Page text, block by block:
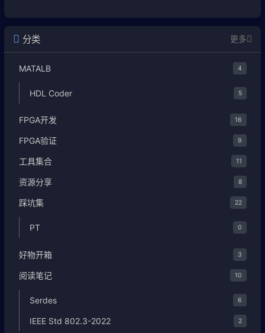
分类 更多
MATALB 4
HDL Coder 5
FPGA开发 16
FPGA验证 9
工具集合 11
资源分享 8
踩坑集 22
PT 0
好物开箱 3
阅读笔记 10
Serdes 6
IEEE Std 802.3-2022 2